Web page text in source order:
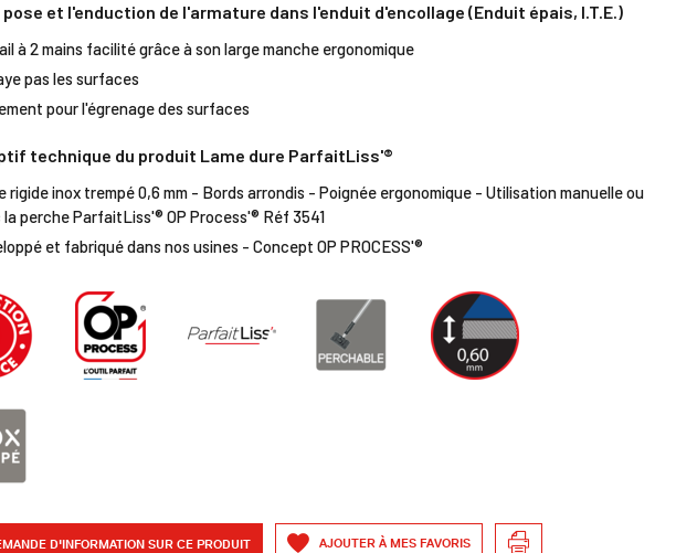
pose et l'enduction de l'armature dans l'enduit d'encollage (Enduit épais, I.T.E.)
à 2 mains facilité grâce à son large manche ergonomique
pas les surfaces
pour l'égrenage des surfaces
technique du produit Lame dure ParfaitLiss'®
rigide inox trempé 0,6 mm - Bords arrondis - Poignée ergonomique - Utilisation manuelle ou
la perche ParfaitLiss'® OP Process'® Réf 3541
et fabriqué dans nos usines - Concept OP PROCESS'®
D'INFORMATION SUR CE PRODUIT AJOUTER À MES FAVORIS